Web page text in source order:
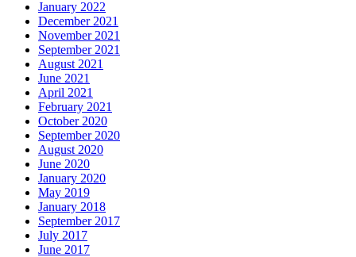
January 2022
December 2021
November 2021
September 2021
August 2021
June 2021
April 2021
February 2021
October 2020
September 2020
August 2020
June 2020
January 2020
May 2019
January 2018
September 2017
July 2017
June 2017